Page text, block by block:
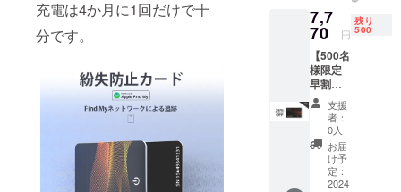
充電は4か月に1回だけで十
分です。
本国内
限定）
内容
物： ・
「MOY
AGOA
」×1 ・
日本語
取扱説
明書×1
7,7
70 円
残り
500
【500名
様限定
早割
26％OF
F】カー
ド型紛
失防止
タグ
「MOY
AGOA
支援
者：
0人
お届
け予
定：
2024